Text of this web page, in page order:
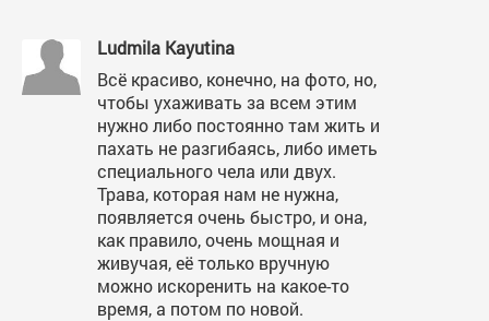
Ludmila Kayutina
Всё красиво, конечно, на фото, но,
чтобы ухаживать за всем этим
нужно либо постоянно там жить и
пахать не разгибаясь, либо иметь
специального чела или двух.
Трава, которая нам не нужна,
появляется очень быстро, и она,
как правило, очень мощная и
живучая, её только вручную
можно искоренить на какое-то
время, а потом по новой.